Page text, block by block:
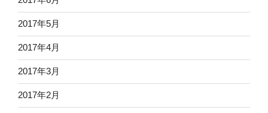
2017年5月
2017年4月
2017年3月
2017年2月